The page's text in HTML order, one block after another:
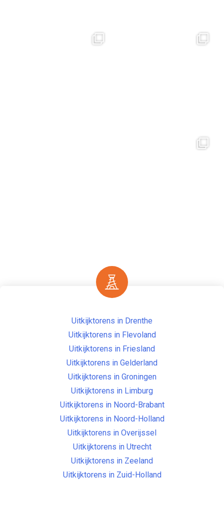
Uitkijktorens in Drenthe
Uitkijktorens in Flevoland
Uitkijktorens in Friesland
Uitkijktorens in Gelderland
Uitkijktorens in Groningen
Uitkijktorens in Limburg
Uitkijktorens in Noord-Brabant
Uitkijktorens in Noord-Holland
Uitkijktorens in Overijssel
Uitkijktorens in Utrecht
Uitkijktorens in Zeeland
Uitkijktorens in Zuid-Holland